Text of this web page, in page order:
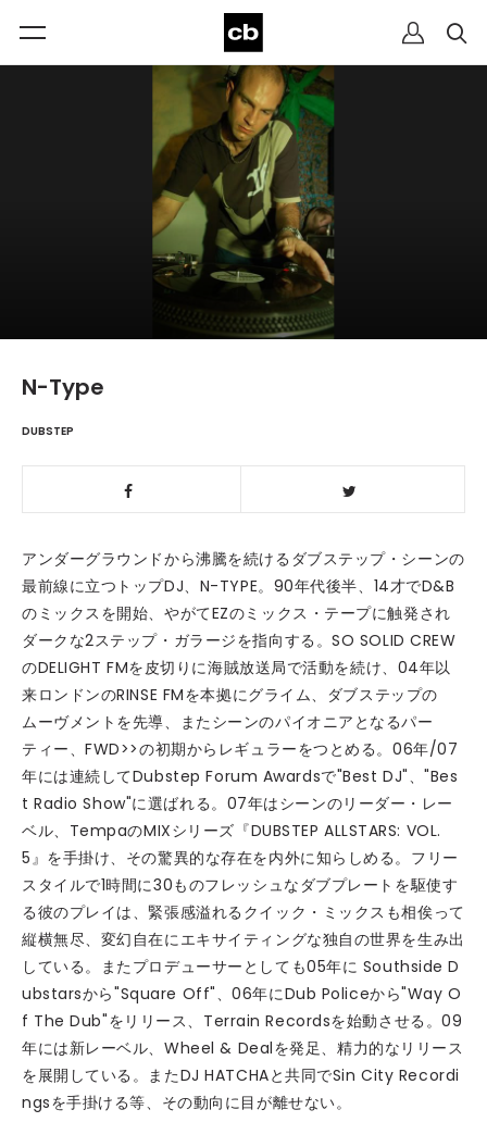
N-Type
DUBSTEP
アンダーグラウンドから沸騰を続けるダブステップ・シーンの
最前線に立つトップDJ、N-TYPE。90年代後半、14才でD&B
のミックスを開始、やがてEZのミックス・テープに触発され
ダークな2ステップ・ガラージを指向する。SO SOLID CREW
のDELIGHT FMを皮切りに海賊放送局で活動を続け、04年以
来ロンドンのRINSE FMを本拠にグライム、ダブステップの
ムーヴメントを先導、またシーンのパイオニアとなるパー
ティー、FWD>>の初期からレギュラーをつとめる。06年/07
年には連続してDubstep Forum Awardsで"Best DJ"、"Bes
t Radio Show"に選ばれる。07年はシーンのリーダー・レー
ベル、TempaのMIXシリーズ『DUBSTEP ALLSTARS: VOL.
5』を手掛け、その驚異的な存在を内外に知らしめる。フリー
スタイルで1時間に30ものフレッシュなダブプレートを駆使す
る彼のプレイは、緊張感溢れるクイック・ミックスも相俟って
縦横無尽、変幻自在にエキサイティングな独自の世界を生み出
している。またプロデューサーとしても05年に Southside D
ubstarsから"Square Off"、06年にDub Policeから"Way O
f The Dub"をリリース、Terrain Recordsを始動させる。09
年には新レーベル、Wheel & Dealを発足、精力的なリリース
を展開している。またDJ HATCHAと共同でSin City Recordi
ngsを手掛ける等、その動向に目が離せない。